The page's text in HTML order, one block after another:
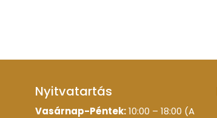
Nyitvatartás
Vasárnap-Péntek:10:00 – 18:00 (A